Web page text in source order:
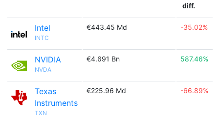
diff.
Intel
INTC
€443.45 Md -35.02%
NVIDIA
NVDA
€4.691 Bn 587.46%
Texas
Instruments
TXN
€225.96 Md -66.89%